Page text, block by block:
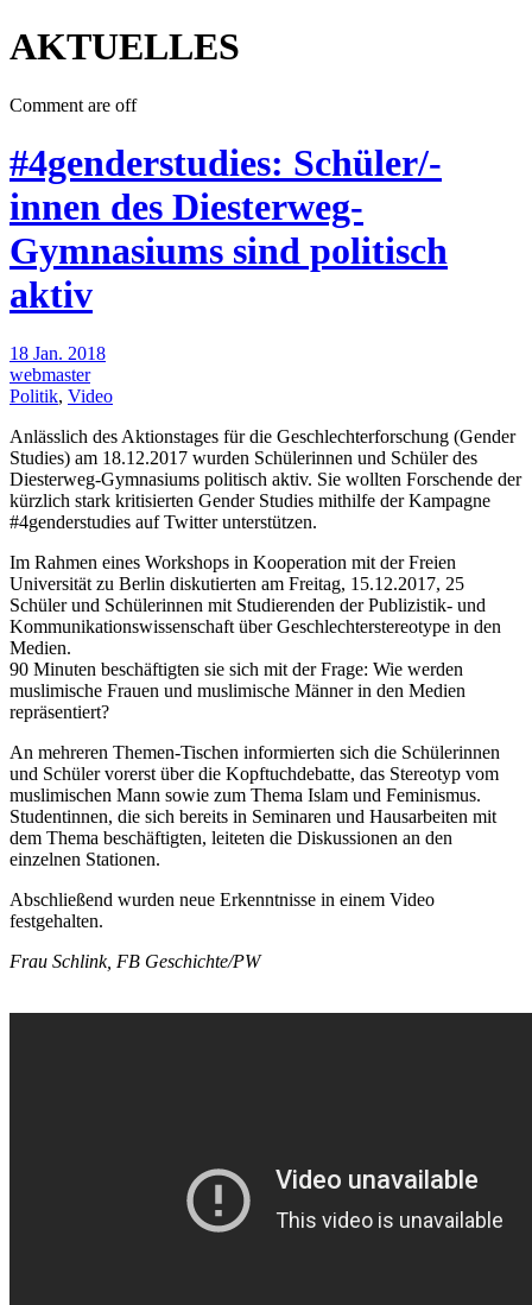
AKTUELLES
Comment are off
#4genderstudies: Schüler/-
innen des Diesterweg-
Gymnasiums sind politisch
aktiv
18 Jan. 2018
webmaster
Politik, Video
Anlässlich des Aktionstages für die Geschlechterforschung (Gender
Studies) am 18.12.2017 wurden Schülerinnen und Schüler des
Diesterweg-Gymnasiums politisch aktiv. Sie wollten Forschende der
kürzlich stark kritisierten Gender Studies mithilfe der Kampagne
#4genderstudies auf Twitter unterstützen.
Im Rahmen eines Workshops in Kooperation mit der Freien
Universität zu Berlin diskutierten am Freitag, 15.12.2017, 25
Schüler und Schülerinnen mit Studierenden der Publizistik- und
Kommunikationswissenschaft über Geschlechterstereotype in den
Medien.
90 Minuten beschäftigten sie sich mit der Frage: Wie werden
muslimische Frauen und muslimische Männer in den Medien
repräsentiert?
An mehreren Themen-Tischen informierten sich die Schülerinnen
und Schüler vorerst über die Kopftuchdebatte, das Stereotyp vom
muslimischen Mann sowie zum Thema Islam und Feminismus.
Studentinnen, die sich bereits in Seminaren und Hausarbeiten mit
dem Thema beschäftigten, leiteten die Diskussionen an den
einzelnen Stationen.
Abschließend wurden neue Erkenntnisse in einem Video
festgehalten.
Frau Schlink, FB Geschichte/PW